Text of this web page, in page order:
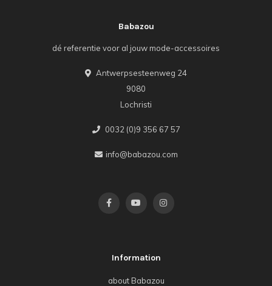
Babazou
dé referentie voor al jouw mode-accessoires
Antwerpsesteenweg 24
9080
Lochristi
0032 (0)9 356 67 57
info@babazou.com
Information
about Babazou